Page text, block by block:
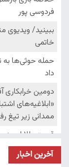
آخرین اخبار